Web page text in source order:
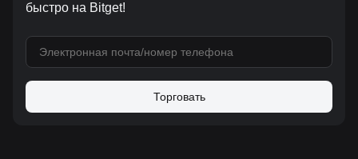
быстро на Bitget!
Торговать